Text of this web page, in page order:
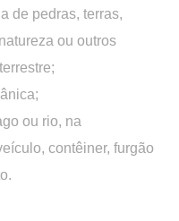
de pedras, terras,
ou outros
ou rio, na
contêiner, furgão